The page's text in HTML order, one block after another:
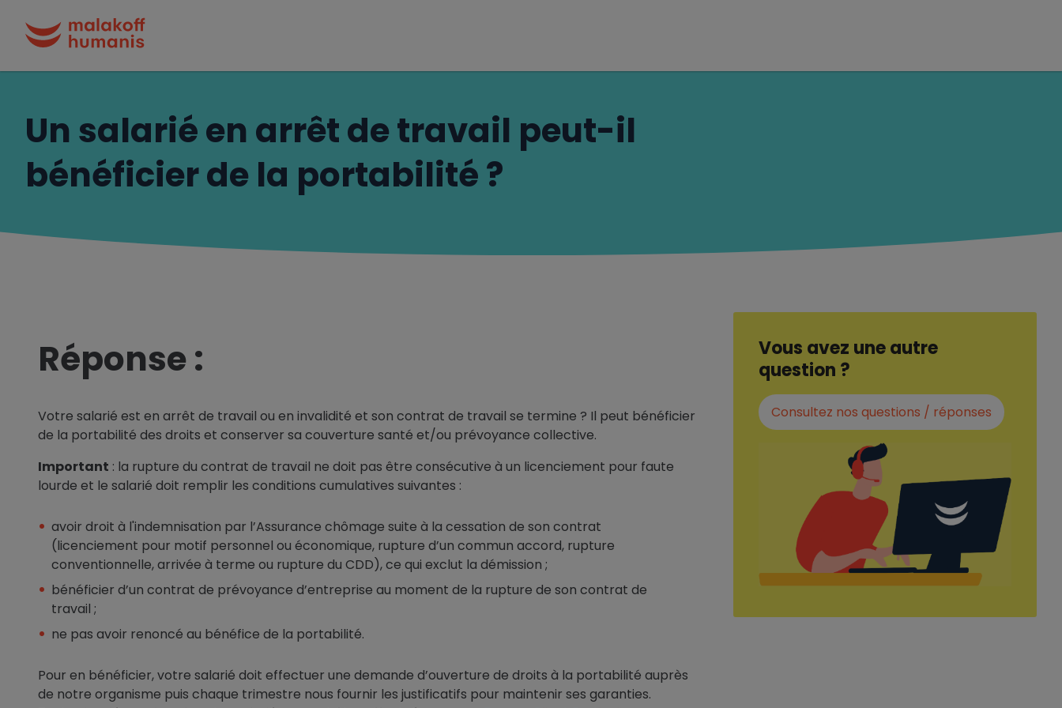
Un salarié en arrêt de travail peut-il
bénéficier de la portabilité ?
Réponse :
Votre salarié est en arrêt de travail ou en invalidité et son contrat de travail se termine ? Il peut bénéficier
de la portabilité des droits et conserver sa couverture santé et/ou prévoyance collective.
Important : la rupture du contrat de travail ne doit pas être consécutive à un licenciement pour faute
lourde et le salarié doit remplir les conditions cumulatives suivantes :
avoir droit à l'indemnisation par l’Assurance chômage suite à la cessation de son contrat
(licenciement pour motif personnel ou économique, rupture d’un commun accord, rupture
conventionnelle, arrivée à terme ou rupture du CDD), ce qui exclut la démission ;
bénéficier d’un contrat de prévoyance d’entreprise au moment de la rupture de son contrat de
travail ;
ne pas avoir renoncé au bénéfice de la portabilité.
Pour en bénéficier, votre salarié doit effectuer une demande d’ouverture de droits à la portabilité auprès
de notre organisme puis chaque trimestre nous fournir les justificatifs pour maintenir ses garanties.
Vous avez une autre
question ?
Consultez nos questions / réponses